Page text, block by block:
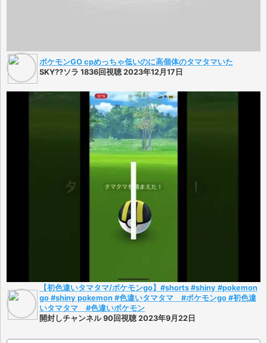
ポケモンGO cpめっちゃ低いのに高個体のタマタマいた
SKY??ソラ 1836回視聴 2023年12月17日
【初色違いタマタマ/ポケモンgo】#shorts #shiny #pokemon
go #shiny pokemon #色違いタマタマ #ポケモンgo #初色違
いタマタマ #色違いポケモン
開封しチャンネル 90回視聴 2023年9月22日